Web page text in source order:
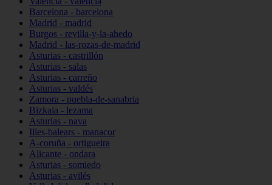
Barcelona - barcelona
Madrid - madrid
Burgos - revilla-y-la-ahedo
Madrid - las-rozas-de-madrid
Asturias - castrillón
Asturias - salas
Asturias - carreño
Asturias - valdés
Zamora - puebla-de-sanabria
Bizkaia - lezama
Asturias - nava
Illes-balears - manacor
A-coruña - ortigueira
Alicante - ondara
Asturias - somiedo
Asturias - avilés